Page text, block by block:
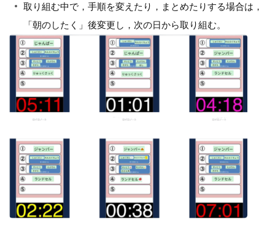
取り組む中で，手順を変えたり，まとめたりする場合は，
「朝のしたく」後変更し，次の日から取り組む。